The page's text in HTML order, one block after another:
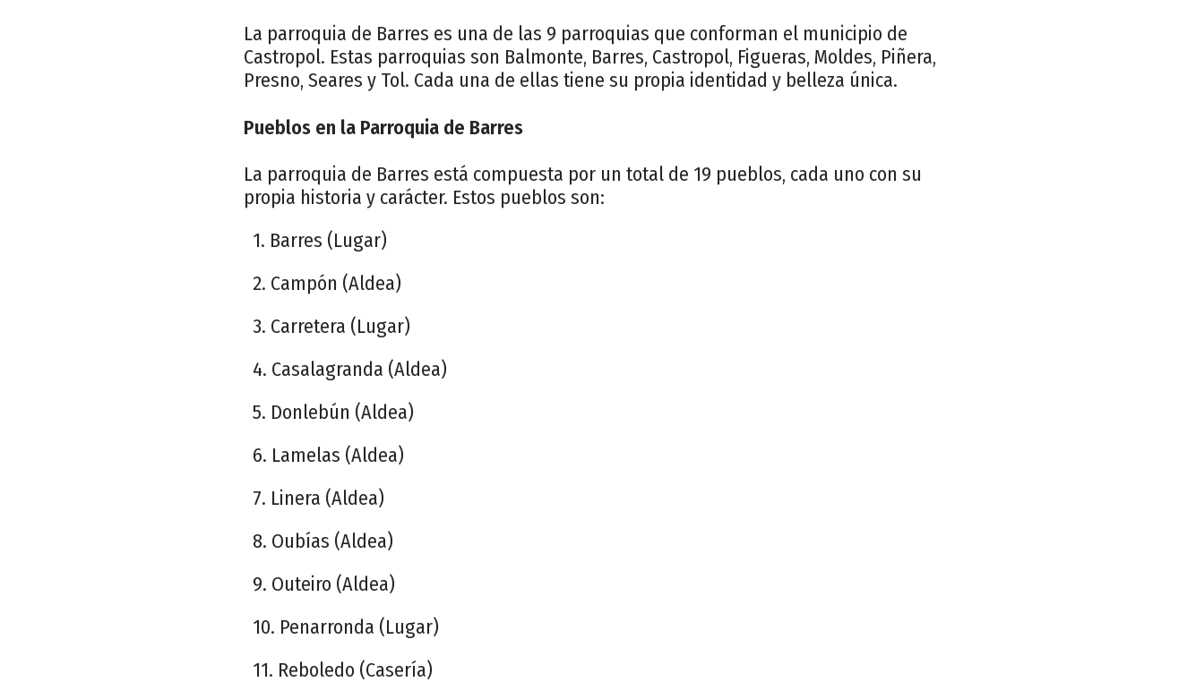
La parroquia de Barres es una de las 9 parroquias que conforman el municipio de
Castropol. Estas parroquias son Balmonte, Barres, Castropol, Figueras, Moldes, Piñera,
Presno, Seares y Tol. Cada una de ellas tiene su propia identidad y belleza única.
Pueblos en la Parroquia de Barres
La parroquia de Barres está compuesta por un total de 19 pueblos, cada uno con su
propia historia y carácter. Estos pueblos son:
1. Barres (Lugar)
2. Campón (Aldea)
3. Carretera (Lugar)
4. Casalagranda (Aldea)
5. Donlebún (Aldea)
6. Lamelas (Aldea)
7. Linera (Aldea)
8. Oubías (Aldea)
9. Outeiro (Aldea)
10. Penarronda (Lugar)
11. Reboledo (Casería)